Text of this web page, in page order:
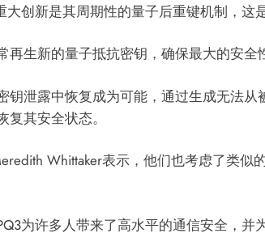
大创新是其周期性的量子后重键机制，这
再生新的量子抵抗密钥，确保最大的安全
钥泄露中恢复成为可能，通过生成无法
复其安全状态。
Whittaker表示，他们也考虑了类
为许多人带来了高水平的通信安全，
AI安全
者在不运行模型的情况下触发工具